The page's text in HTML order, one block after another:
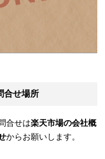
合せ場所
合せは楽天市場の会社概
からお願いします。